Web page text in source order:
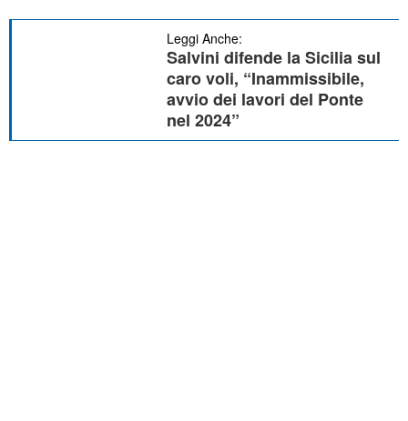
Leggi Anche:
Salvini difende la Sicilia sul
caro voli, “Inammissibile,
avvio dei lavori del Ponte
nel 2024”